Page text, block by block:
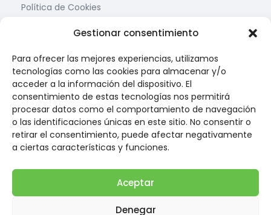
Gestionar consentimiento
Para ofrecer las mejores experiencias, utilizamos
tecnologías como las cookies para almacenar y/o
acceder a la información del dispositivo. El
consentimiento de estas tecnologías nos permitirá
procesar datos como el comportamiento de navegación
o las identificaciones únicas en este sitio. No consentir o
retirar el consentimiento, puede afectar negativamente
a ciertas características y funciones.
Aceptar
Denegar
Política de Cookies
Condiciones de contratación
Contacto
Calle Teruel, Nº 8,
22005 Huesca
(34) 974 22 67 88
(34) 674 34 12 58
info@farmaciarufas.com
Suscríbete y recibe las últimas noticias y ofertas en